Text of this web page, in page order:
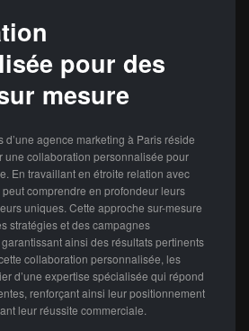
pour des
mesure
d’une agence marketing à Paris réside
une collaboration personnalisée pour
En travaillant en étroite relation avec
comprendre en profondeur leurs
uniques. Cette approche sur-mesure
stratégies et des campagnes
ainsi des résultats pertinents
collaboration personnalisée, les
d’une expertise spécialisée qui répond
renforçant ainsi leur positionnement
leur réussite commerciale.